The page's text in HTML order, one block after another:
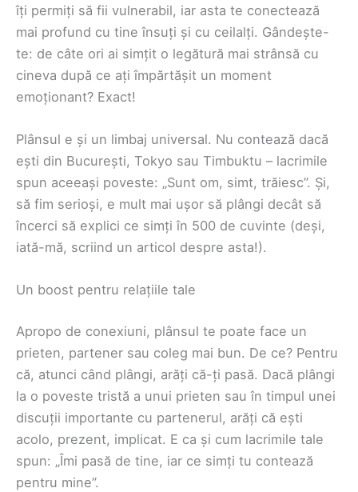
îți permiți să fii vulnerabil, iar asta te conectează
mai profund cu tine însuți și cu ceilalți. Gândește-
te: de câte ori ai simțit o legătură mai strânsă cu
cineva după ce ați împărtășit un moment
emoționant? Exact!
Plânsul e și un limbaj universal. Nu contează dacă
ești din București, Tokyo sau Timbuktu – lacrimile
spun aceeași poveste: „Sunt om, simt, trăiesc”. Și,
să fim serioși, e mult mai ușor să plângi decât să
încerci să explici ce simți în 500 de cuvinte (deși,
iată-mă, scriind un articol despre asta!).
Un boost pentru relațiile tale
Apropo de conexiuni, plânsul te poate face un
prieten, partener sau coleg mai bun. De ce? Pentru
că, atunci când plângi, arăți că-ți pasă. Dacă plângi
la o poveste tristă a unui prieten sau în timpul unei
discuții importante cu partenerul, arăți că ești
acolo, prezent, implicat. E ca și cum lacrimile tale
spun: „Îmi pasă de tine, iar ce simți tu contează
pentru mine”.